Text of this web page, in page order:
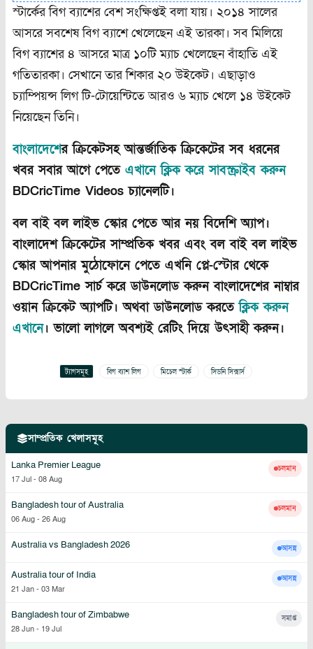
সাম্প্রতিক খেলাসমূহ
Lanka Premier League
17 Jul - 08 Aug
চলমান
Bangladesh tour of Australia
06 Aug - 26 Aug
চলমান
Australia vs Bangladesh 2026 আসন্ন
Australia tour of India
21 Jan - 03 Mar
আসন্ন
Bangladesh tour of Zimbabwe
28 Jun - 19 Jul
সমাপ্ত
স্টার্কের বিগ ব্যাশের বেশ সংক্ষিপ্তই বলা যায়। ২০১৪ সালের
আসরে সবশেষ বিগ ব্যাশে খেলেছেন এই তারকা। সব মিলিয়ে
বিগ ব্যাশের ৪ আসরে মাত্র ১০টি ম্যাচ খেলেছেন বাঁহাতি এই
গতিতারকা। সেখানে তার শিকার ২০ উইকেট। এছাড়াও
চ্যাম্পিয়ন্স লিগ টি-টোয়েন্টিতে আরও ৬ ম্যাচ খেলে ১৪ উইকেট
নিয়েছেন তিনি।
বাংলাদেশের ক্রিকেটসহ আন্তর্জাতিক ক্রিকেটের সব ধরনের
খবর সবার আগে পেতে এখানে ক্লিক করে সাবস্ক্রাইব করুন
BDCricTime Videos চ্যানেলটি।
বল বাই বল লাইভ স্কোর পেতে আর নয় বিদেশি অ্যাপ।
বাংলাদেশ ক্রিকেটের সাম্প্রতিক খবর এবং বল বাই বল লাইভ
স্কোর আপনার মুঠোফোনে পেতে এখনি প্লে-স্টোর থেকে
BDCricTime সার্চ করে ডাউনলোড করুন বাংলাদেশের নাম্বার
ওয়ান ক্রিকেট অ্যাপটি। অথবা ডাউনলোড করতেক্লিক করুন
এখানে। ভালো লাগলে অবশ্যই রেটিং দিয়ে উৎসাহী করুন।
ট্যাগসমূহ বিগ ব্যাশ লিগ মিচেল স্টার্ক সিডনি সিক্সার্স